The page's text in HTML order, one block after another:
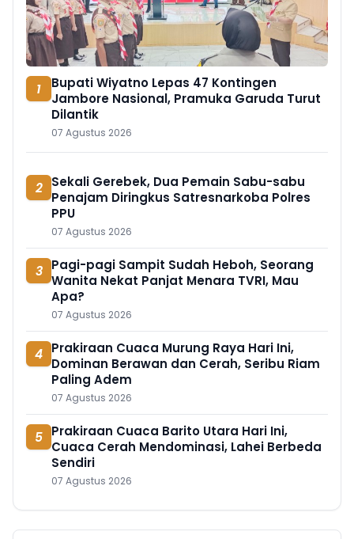
1
Bupati Wiyatno Lepas 47 Kontingen
Jambore Nasional, Pramuka Garuda Turut
Dilantik
07 Agustus 2026
2 Sekali Gerebek, Dua Pemain Sabu-sabu
Penajam Diringkus Satresnarkoba Polres
PPU
07 Agustus 2026
3 Pagi-pagi Sampit Sudah Heboh, Seorang
Wanita Nekat Panjat Menara TVRI, Mau
Apa?
07 Agustus 2026
4 Prakiraan Cuaca Murung Raya Hari Ini,
Dominan Berawan dan Cerah, Seribu Riam
Paling Adem
07 Agustus 2026
5 Prakiraan Cuaca Barito Utara Hari Ini,
Cuaca Cerah Mendominasi, Lahei Berbeda
Sendiri
07 Agustus 2026